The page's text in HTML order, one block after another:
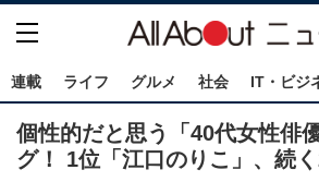
連載 ライフ グルメ 社会 IT・ビジ
個性的だと思う「40代女性俳
グ！ 1位「江口のりこ」、続